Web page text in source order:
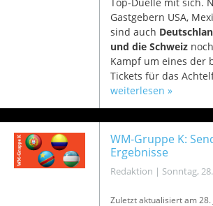
Gastgebern USA,
sind auch
und die Schweiz
Kampf um eines der
Tickets für das
weiterlesen »
WM-Gruppe K:
Ergebnisse
Redaktion | Sonntag,
Zuletzt aktualisiert am 28.